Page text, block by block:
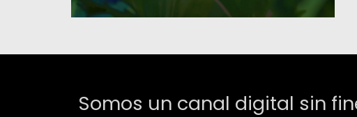
Somos un canal digital sin